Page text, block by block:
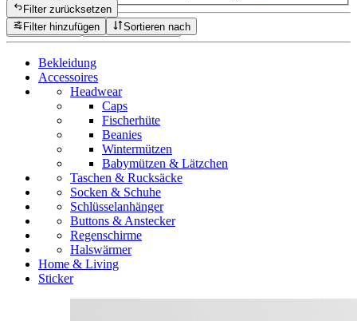
Zurücksetzen Produkte anzeigen
Filter zurücksetzen
Filter hinzufügen
Sortieren nach
Bekleidung
Accessoires
Headwear
Caps
Fischerhüte
Beanies
Wintermützen
Babymützen & Lätzchen
Taschen & Rucksäcke
Socken & Schuhe
Schlüsselanhänger
Buttons & Anstecker
Regenschirme
Halswärmer
Home & Living
Sticker